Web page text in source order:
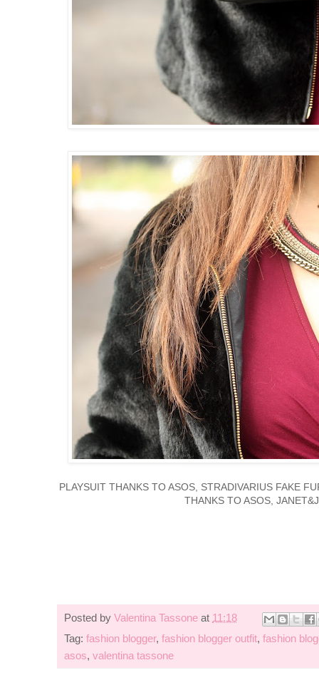
PLAYSUIT THANKS TO ASOS, STRADIVARIUS FAKE
THANKS TO ASOS,
Posted by Valentina Tassone at 11:18
Tag: fashion blogger, fashion blogger outfit, fashion
asos, valentina tassone